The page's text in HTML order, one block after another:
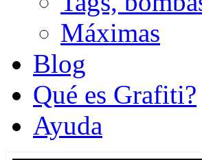
Máximas
Blog
Qué es Grafiti?
Ayuda